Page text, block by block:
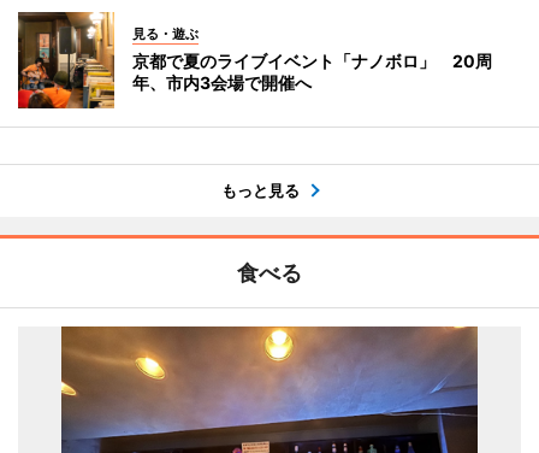
見る・遊ぶ
京都で夏のライブイベント「ナノボロ」 20周
年、市内3会場で開催へ
もっと見る
食べる